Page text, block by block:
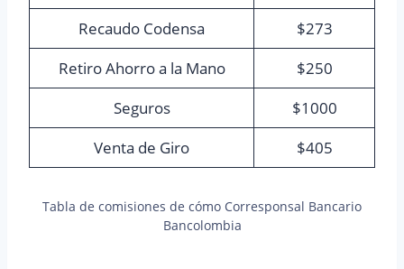
Recaudo Codensa
$273
Retiro Ahorro a la Mano
$250
Seguros
$1000
Venta de Giro
$405
Tabla de comisiones de cómo Corresponsal Bancario
Bancolombia